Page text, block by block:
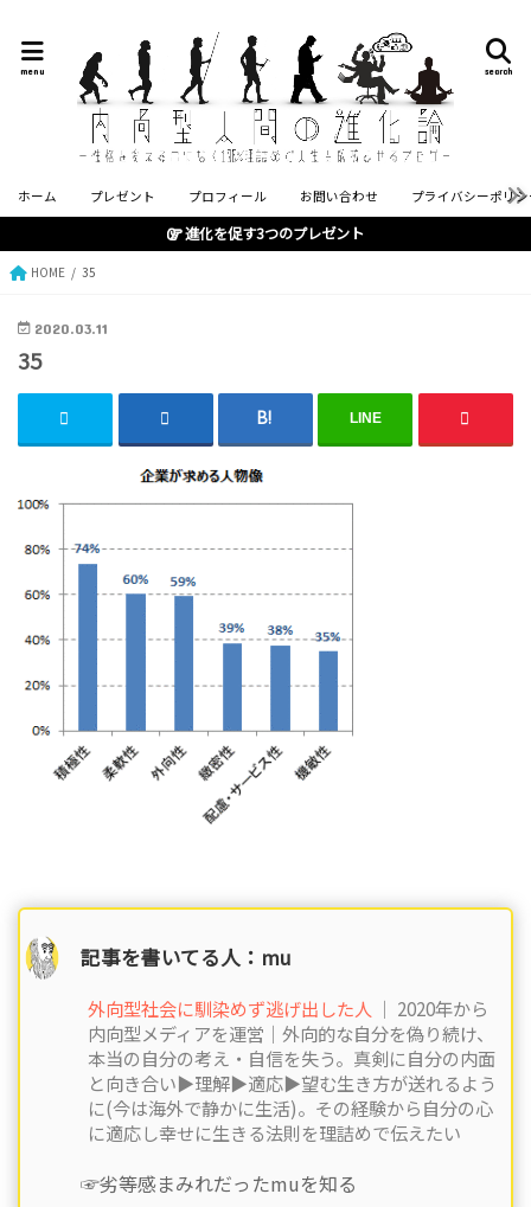
search
menu
ホーム プレゼント プロフィール お問い合わせ プライバシーポリ
進化を促す3つのプレゼント
HOME 35
2020.03.11
35
LINE
記事を書いてる人：mu
外向型社会に馴染めず逃げ出した人 ｜ 2020年から
内向型メディアを運営｜外向的な自分を偽り続け、
本当の自分の考え・自信を失う。真剣に自分の内面
と向き合い▶︎理解▶︎適応▶︎望む生き方が送れるよう
に(今は海外で静かに生活)。その経験から自分の心
に適応し幸せに生きる法則を理詰めで伝えたい
☞劣等感まみれだったmuを知る